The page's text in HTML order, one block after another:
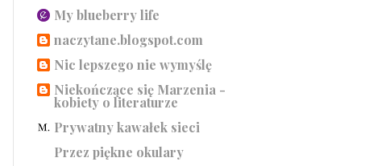
My blueberry life
naczytane.blogspot.com
Nic lepszego nie wymyślę
Niekończące się Marzenia -
kobiety o literaturze
Prywatny kawałek sieci
Przez piękne okulary